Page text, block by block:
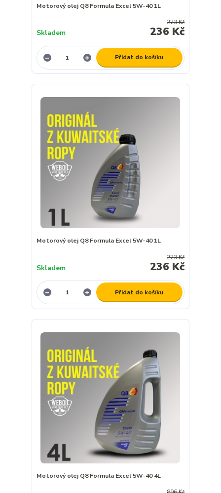
Motorový olej Q8 Formula Excel 5W-40 1L
223 Kč
236 Kč
Skladem
Přidat do košíku
Motorový olej Q8 Formula Excel 5W-40 1L
223 Kč
236 Kč
Skladem
Přidat do košíku
Motorový olej Q8 Formula Excel 5W-40 4L